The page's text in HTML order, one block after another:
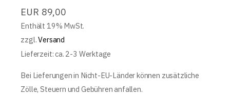
EUR 89,00
Enthält 19% MwSt.
zzgl.Versand
Lieferzeit: ca. 2-3 Werktage
Bei Lieferungen in Nicht-EU-Länder können zusätzliche
Zölle, Steuern und Gebühren anfallen.